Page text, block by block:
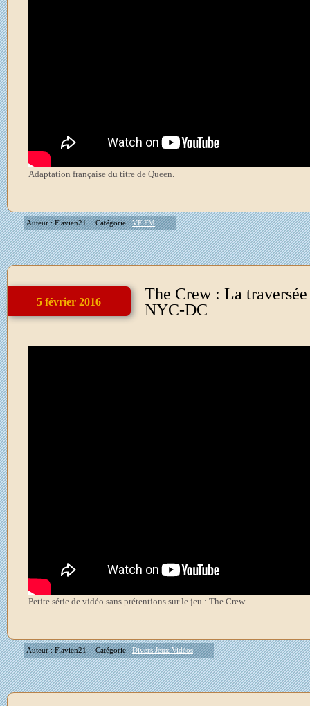
Adaptation française du titre de Queen.
Auteur : Flavien21 Catégorie :VF FM
5 février 2016
The Crew : La
NYC-DC
Petite série de vidéo sans prétentions sur le jeu : The Crew.
Auteur : Flavien21 Catégorie :Divers Jeux Vidéos